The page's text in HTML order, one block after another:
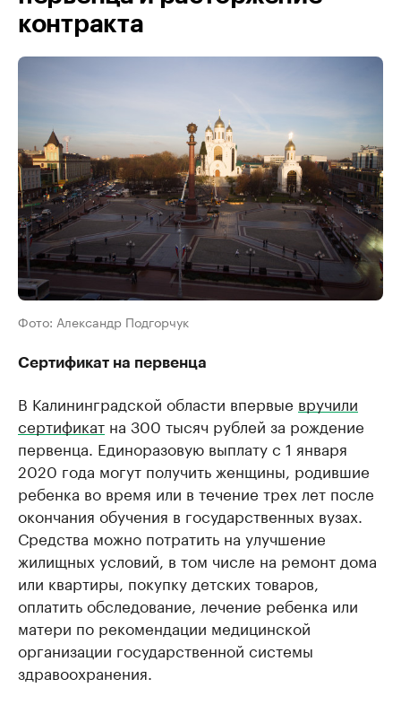
контракта
Фото: Александр Подгорчук
Сертификат на первенца
В Калининградской области впервые вручили
сертификат на 300 тысяч рублей за рождение
первенца. Единоразовую выплату с 1 января
2020 года могут получить женщины, родившие
ребенка во время или в течение трех лет после
окончания обучения в государственных вузах.
Средства можно потратить на улучшение
жилищных условий, в том числе на ремонт дома
или квартиры, покупку детских товаров,
оплатить обследование, лечение ребенка или
матери по рекомендации медицинской
организации государственной системы
здравоохранения.